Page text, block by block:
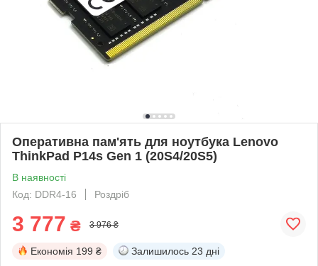
Оперативна пам'ять для ноутбука Lenovo
ThinkPad P14s Gen 1 (20S4/20S5)
В наявності
Код: DDR4-16
Роздріб
3 777 ₴ 3 976 ₴
Економія 199 ₴ Залишилось 23 дні